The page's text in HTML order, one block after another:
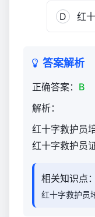
D 红
答案解析
正确答案： B
解析：
红十字救护员
红十字救护员
相关知识点：
红十字救护员